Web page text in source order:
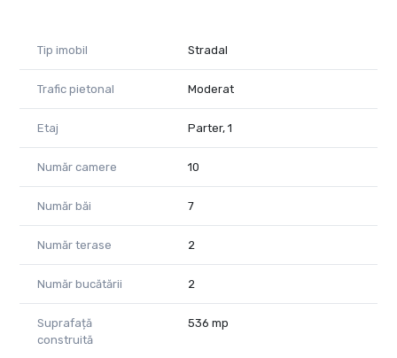
Tip imobil Stradal
Trafic pietonal Moderat
Etaj Parter, 1
Număr camere 10
Număr băi 7
Număr terase 2
Număr bucătării 2
Suprafață
construită
536 mp